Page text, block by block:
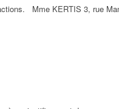
Mme KERTIS 3, rue